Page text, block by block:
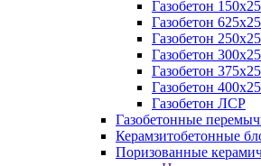
Газобетон
Газобетон
Газобетон
Газобетон
Газобетон
Газобетон
Газобетон ЛСР
Газобетонные
Керамзитобетонные
Поризованные